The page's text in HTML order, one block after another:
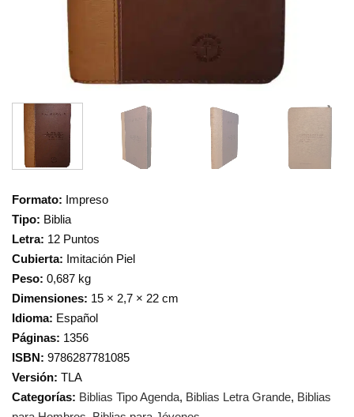
Formato: Impreso
Tipo: Biblia
Letra: 12 Puntos
Cubierta: Imitación Piel
Peso: 0,687 kg
Dimensiones: 15 × 2,7 × 22 cm
Idioma: Español
Páginas: 1356
ISBN: 9786287781085
Versión: TLA
Categorías: Biblias Tipo Agenda, Biblias Letra Grande, Biblias